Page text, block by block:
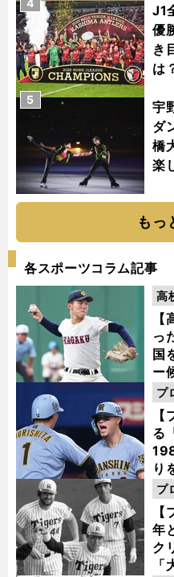
J1
優
き
は
宇
ダ
橋
楽
5
もっ
各スポーツコラム記事
っ
国
ー
高
る
り
プ
年
ク
プ